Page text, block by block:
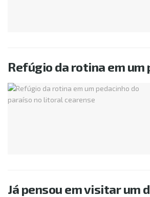
Refúgio da rotina em
Já pensou em visitar um